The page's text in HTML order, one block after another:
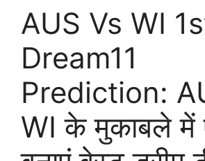
AUS Vs WI
Dream11
Prediction:
WI के मुकाबले में